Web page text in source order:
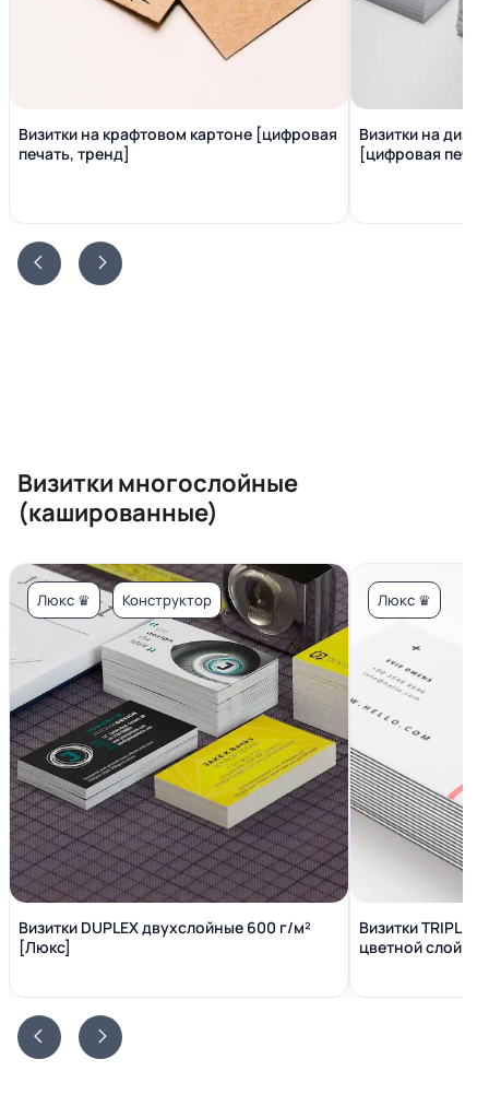
Визитки на крафтовом картоне [цифровая
печать, тренд]
Визитки на
[цифровая
Визитки многослойные
(кашированные)
Люкс ♛ Конструктор
Визитки DUPLEX двухслойные 600 г/м²
[Люкс]
Люкс ♛
Визитки
цветной слой